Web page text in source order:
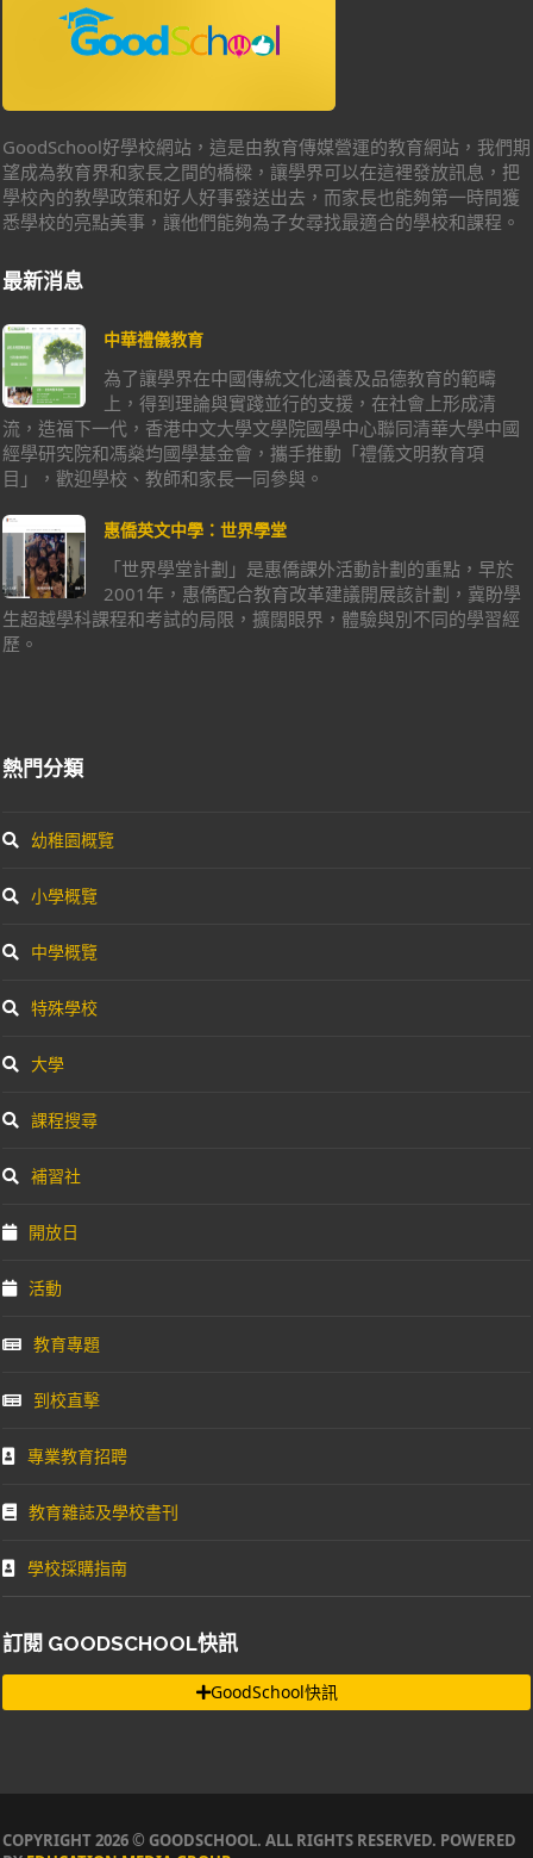
GoodSchool好學校網站，這是由教育傳媒營運的教育網站，我們期
望成為教育界和家長之間的橋樑，讓學界可以在這裡發放訊息，把
學校內的教學政策和好人好事發送出去，而家長也能夠第一時間獲
悉學校的亮點美事，讓他們能夠為子女尋找最適合的學校和課程。
最新消息
中華禮儀教育
為了讓學界在中國傳統文化涵養及品德教育的範疇
上，得到理論與實踐並行的支援，在社會上形成清
流，造福下一代，香港中文大學文學院國學中心聯同清華大學中國
經學研究院和馮燊均國學基金會，攜手推動「禮儀文明教育項
目」，歡迎學校、教師和家長一同參與。
惠僑英文中學：世界學堂
「世界學堂計劃」是惠僑課外活動計劃的重點，早於
2001年，惠僑配合教育改革建議開展該計劃，冀盼學
生超越學科課程和考試的局限，擴闊眼界，體驗與別不同的學習經
歷。
熱門分類
幼稚園概覽
小學概覽
中學概覽
特殊學校
大學
課程搜尋
補習社
開放日
活動
教育專題
到校直擊
專業教育招聘
教育雜誌及學校書刊
學校採購指南
訂閱 GOODSCHOOL快訊
GoodSchool快訊
COPYRIGHT 2026 © GOODSCHOOL. ALL RIGHTS RESERVED. POWERED